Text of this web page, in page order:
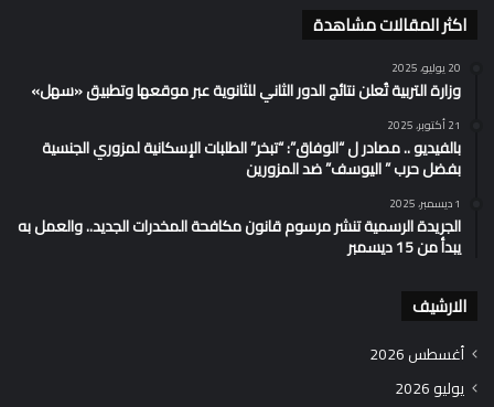
اكثر المقالات مشاهدة
20 يوليو، 2025
وزارة التربية تُعلن نتائج الدور الثاني للثانوية عبر موقعها وتطبيق «سهل»
21 أكتوبر، 2025
بالفيديو .. مصادر ل “الوفاق”: “تبخر” الطلبات الإسكانية لمزوري الجنسية
بفضل حرب ” اليوسف” ضد المزورين
1 ديسمبر، 2025
الجريدة الرسمية تنشر مرسوم قانون مكافحة المخدرات الجديد.. والعمل به
يبدأ من 15 ديسمبر
الارشيف
أغسطس 2026
يوليو 2026